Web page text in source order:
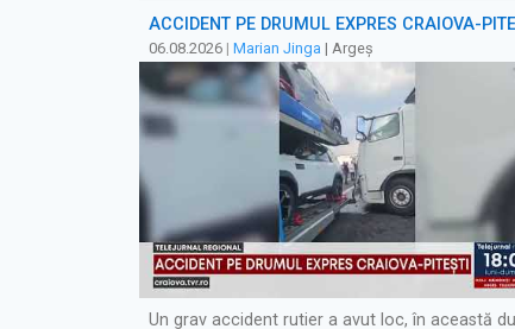
ACCIDENT PE DRUMUL EXPRES CRAIOVA-
06.08.2026 | Marian Jinga | Argeș
Un grav accident rutier a avut loc, în această